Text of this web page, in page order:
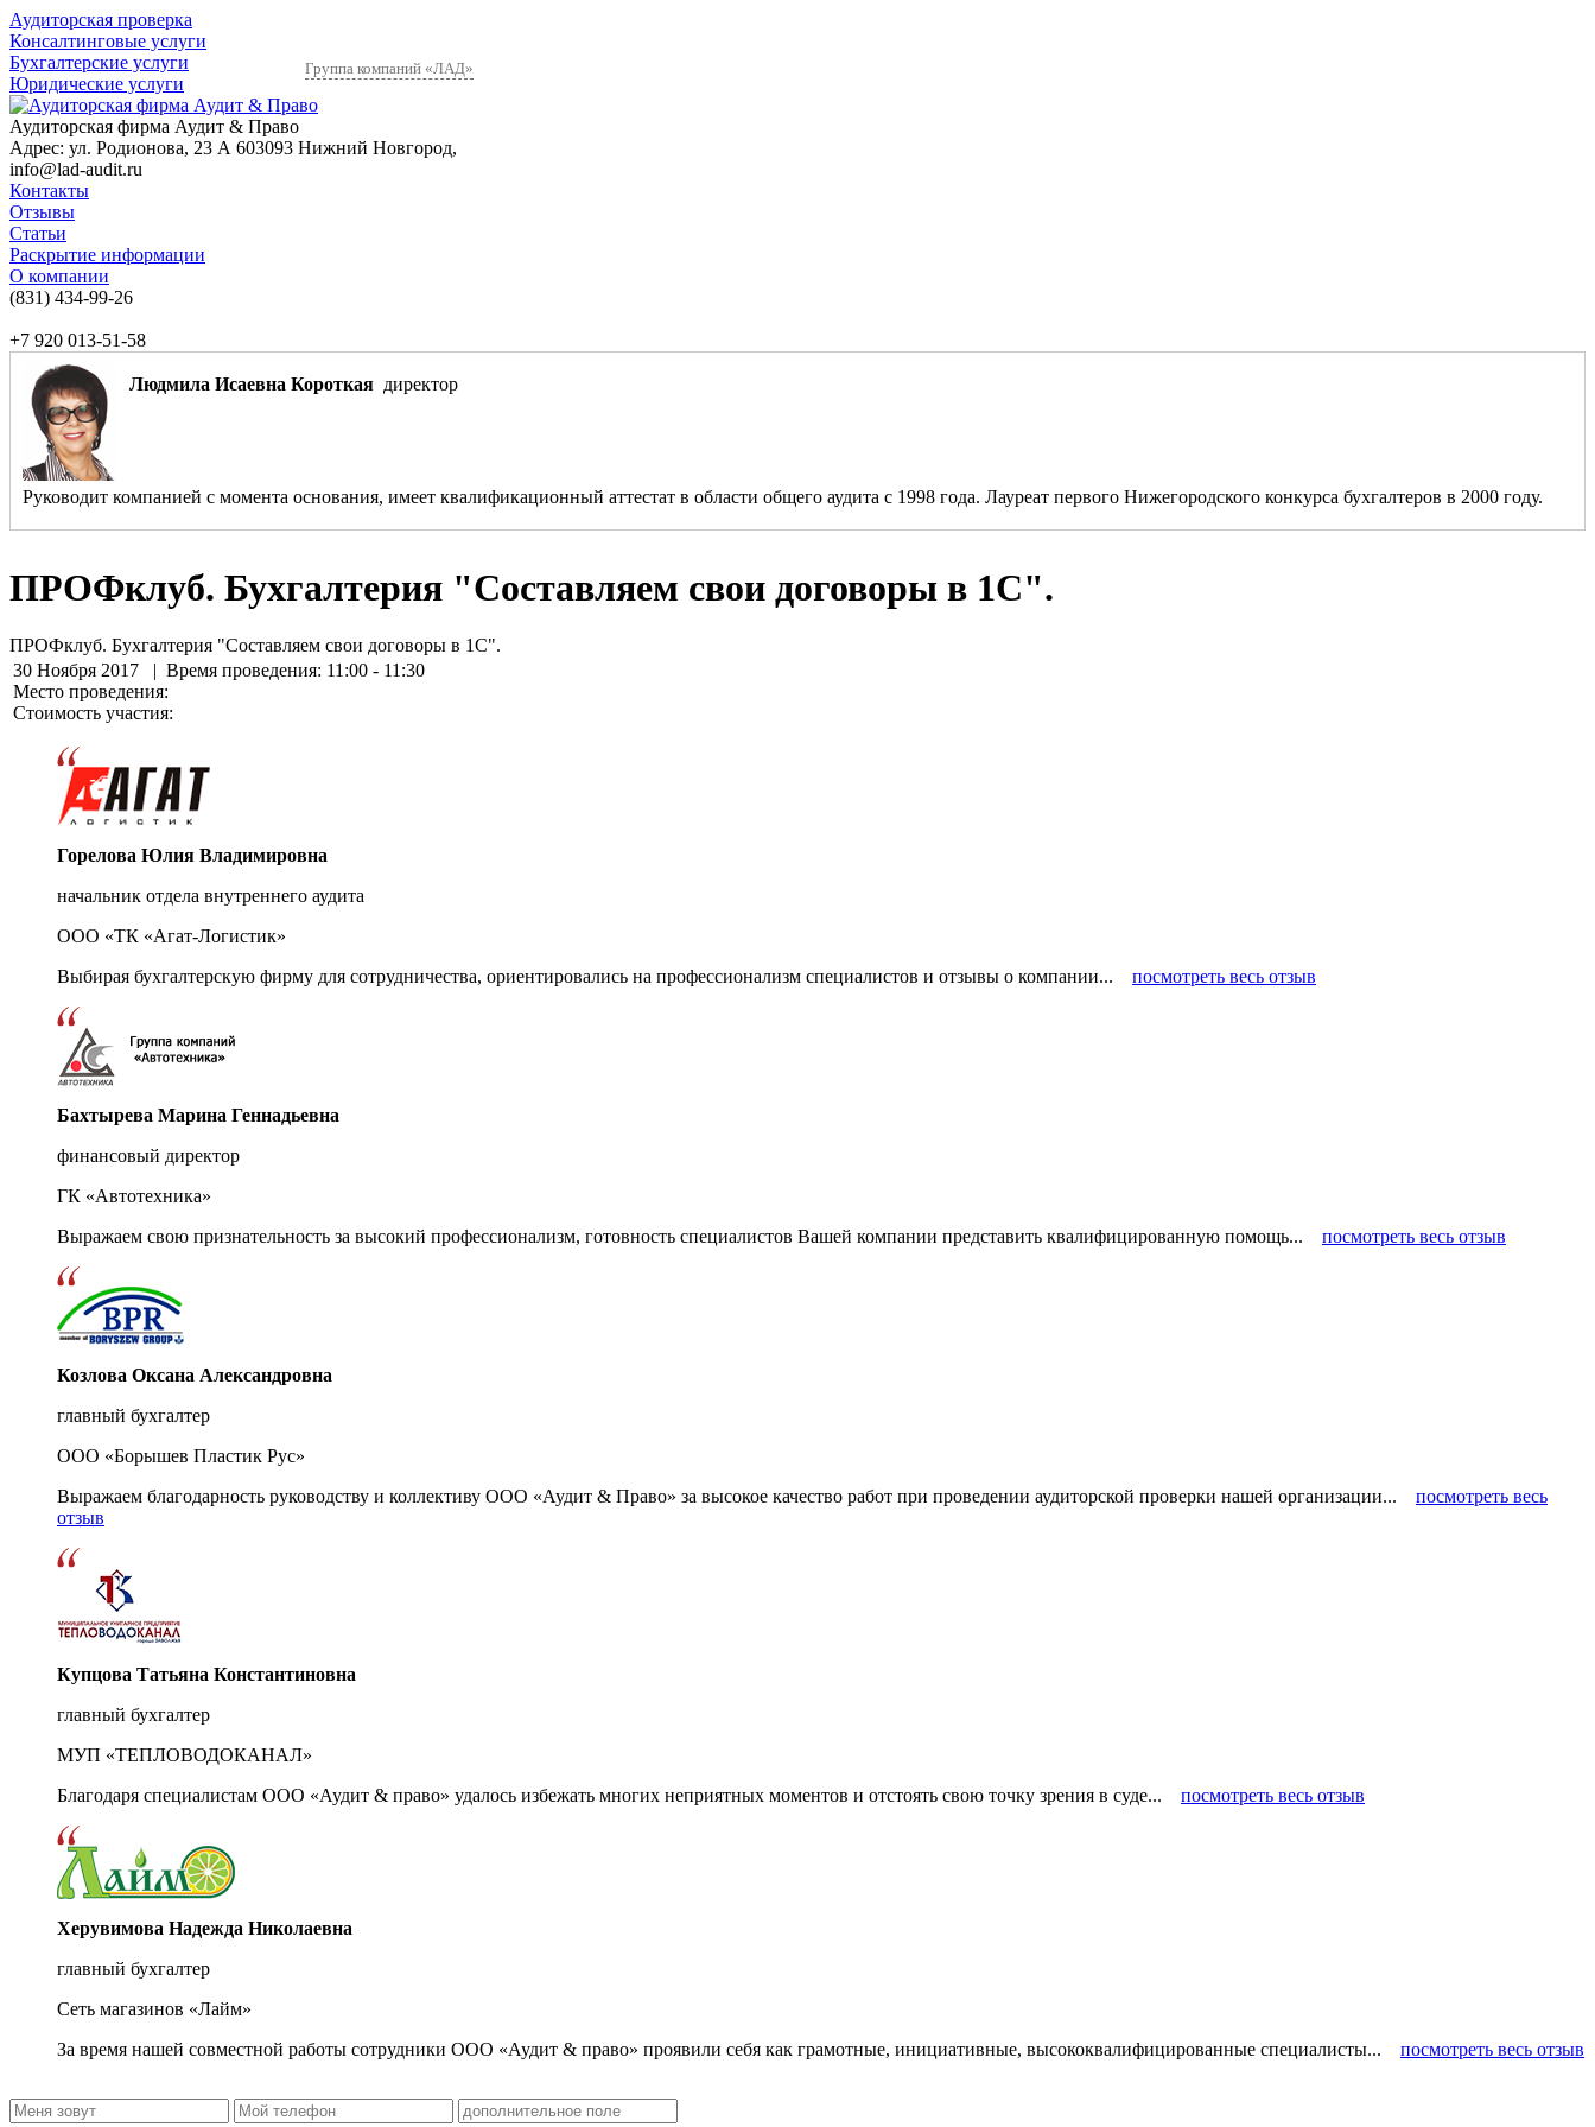
Аудиторская проверка
Консалтинговые услуги
Бухгалтерские услуги
Юридические услуги
Группа компаний «ЛАД»
Аудиторская фирма Аудит & Право
Адрес: ул. Родионова, 23 А 603093 Нижний Новгород,
info@lad-audit.ru
Контакты
Отзывы
Статьи
Раскрытие информации
О компании
(831) 434-99-26
+7 920 013-51-58
Людмила Исаевна Короткая директор
Руководит компанией с момента основания, имеет квалификационный аттестат в области общего аудита с 1998 года. Лауреат первого Нижегородского конкурса бухгалтеров в 2000 году.
ПРОФклуб. Бухгалтерия "Составляем свои договоры в 1С".
ПРОФклуб. Бухгалтерия "Составляем свои договоры в 1С".
30 Ноября 2017
| Время проведения: 11:00 - 11:30
Место проведения:
Стоимость участия:
Горелова Юлия Владимировна
начальник отдела внутреннего аудита
ООО «ТК «Агат-Логистик»
Выбирая бухгалтерскую фирму для сотрудничества, ориентировались на профессионализм специалистов и отзывы о компании... посмотреть весь отзыв
Бахтырева Марина Геннадьевна
финансовый директор
ГК «Автотехника»
Выражаем свою признательность за высокий профессионализм, готовность специалистов Вашей компании представить квалифицированную помощь... посмотреть весь отзыв
Козлова Оксана Александровна
главный бухгалтер
ООО «Борышев Пластик Рус»
Выражаем благодарность руководству и коллективу ООО «Аудит & Право» за высокое качество работ при проведении аудиторской проверки нашей организации... посмотреть весь
отзыв
Купцова Татьяна Константиновна
главный бухгалтер
МУП «ТЕПЛОВОДОКАНАЛ»
Благодаря специалистам ООО «Аудит & право» удалось избежать многих неприятных моментов и отстоять свою точку зрения в суде... посмотреть весь отзыв
Херувимова Надежда Николаевна
главный бухгалтер
Сеть магазинов «Лайм»
За время нашей совместной работы сотрудники ООО «Аудит & право» проявили себя как грамотные, инициативные, высококвалифицированные специалисты... посмотреть весь отзыв